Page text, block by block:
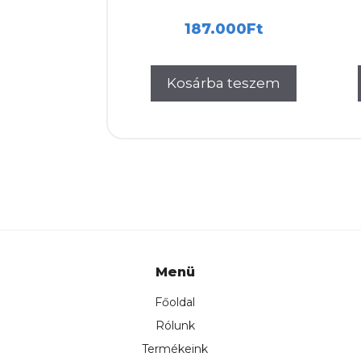
187.000Ft
Kosárba teszem
Menü
Főoldal
Rólunk
Termékeink